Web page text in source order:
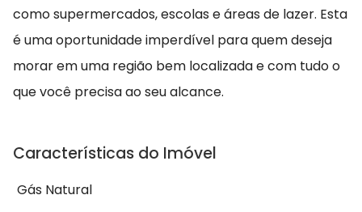
como supermercados, escolas e áreas de lazer. Esta
é uma oportunidade imperdível para quem deseja
morar em uma região bem localizada e com tudo o
que você precisa ao seu alcance.
Características do Imóvel
Gás Natural